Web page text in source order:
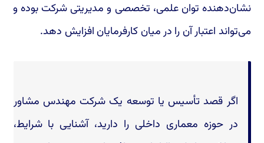
نشان‌دهنده توان علمی، تخصصی و مدیریتی شرکت بوده و
می‌تواند اعتبار آن را در میان کارفرمایان افزایش دهد.
اگر قصد تأسیس یا توسعه یک شرکت مهندس مشاور
در حوزه معماری داخلی را دارید، آشنایی با شرایط،